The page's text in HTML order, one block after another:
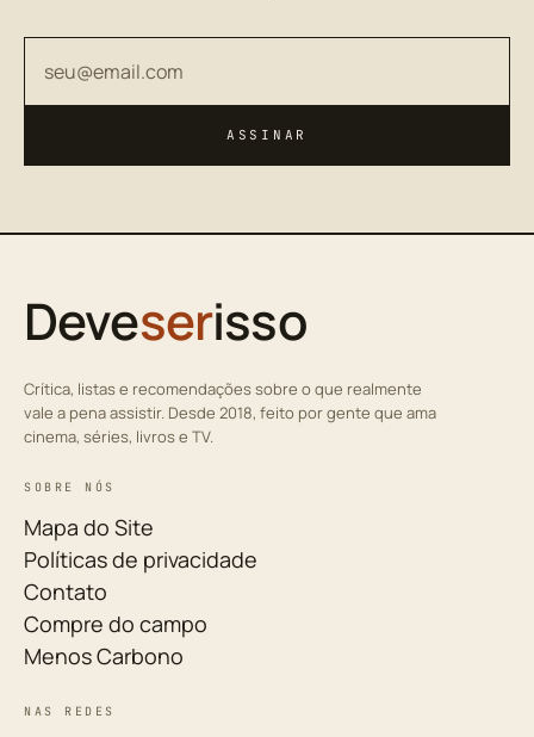
ASSINAR
Deveserisso
Crítica, listas e recomendações sobre o que realmente
vale a pena assistir. Desde 2018, feito por gente que ama
cinema, séries, livros e TV.
SOBRE NÓS
Mapa do Site
Políticas de privacidade
Contato
Compre do campo
Menos Carbono
NAS REDES